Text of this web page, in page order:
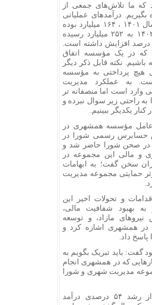
که ما تلاش‌های جمعی از
درآمدهای عملیاتی
شرکت همشهری در سال ۱۴۰۱ ، ۱۶۴ میلیارد بوده
که این مبلغ در سال ۱۴۰۲ به ۲۵۲ میلیارد رسیده
یعنی بیش از ۵۰ درصد افزایش داشته است.
که در یک مؤسسه اتفاق
باشیم. نکته قابل ذکر دیگر
هیچ پرداختی به مؤسسه
به عملکرد مدیریت
وارد است اما منصفانه تر
راحتی زیر سوال نبرده و
یکدیگر ببینیم.
مؤسسه همشهری در
حسابرس رسمی شورا در
صحن شورا حاضر شد و
و مالی این مجموعه در
سخن گفت؛ به ابهامات
حمایتی مجموعه مدیریت
و تحولات اخیر این
به بهبود شفافیت مالی،
نیروهای مازاد، و توسعه
در همشهری اشاره کرد و
پاسخ داد.
گفت: باید تبریک بگویم به
که در همشهری انجام
مدیریت شهری و شورا
مدیرعامل همشهری از رشد ۵۴ درصدی درآمد